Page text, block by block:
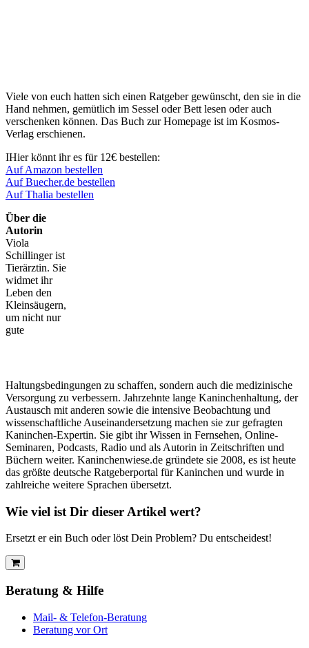
Viele von euch hatten sich einen Ratgeber gewünscht, den sie in die
Hand nehmen, gemütlich im Sessel oder Bett lesen oder auch
verschenken können. Das Buch zur Homepage ist im Kosmos-
Verlag erschienen.
IHier könnt ihr es für 12€ bestellen:
Auf Amazon bestellen
Auf Buecher.de bestellen
Auf Thalia bestellen
Über die
Autorin
Viola
Schillinger ist
Tierärztin. Sie
widmet ihr
Leben den
Kleinsäugern,
um nicht nur
gute
Haltungsbedingungen zu schaffen, sondern auch die medizinische
Versorgung zu verbessern. Jahrzehnte lange Kaninchenhaltung, der
Austausch mit anderen sowie die intensive Beobachtung und
wissenschaftliche Auseinandersetzung machen sie zur gefragten
Kaninchen-Expertin. Sie gibt ihr Wissen in Fernsehen, Online-
Seminaren, Podcasts, Radio und als Autorin in Zeitschriften und
Büchern weiter. Kaninchenwiese.de gründete sie 2008, es ist heute
das größte deutsche Ratgeberportal für Kaninchen und wurde in
zahlreiche weitere Sprachen übersetzt.
Wie viel ist Dir dieser Artikel wert?
Ersetzt er ein Buch oder löst Dein Problem? Du entscheidest!
Beratung & Hilfe
Mail- & Telefon-Beratung
Beratung vor Ort